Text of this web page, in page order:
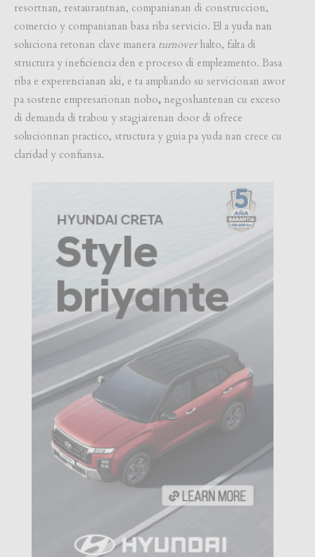
resortnan, restaurantnan, companianan di construccion,
comercio y companianan basa riba servicio. El a yuda nan
soluciona retonan clave manera turnoverhalto, falta di
structura y ineficiencia den e proceso di empleamento. Basa
riba e experencianan aki, e ta ampliando su servicionan awor
pa sostene empresarionan nobo, negoshantenan cu exceso
di demanda di trabou y stagiairenan door di ofrece
solucionnan practico, structura y guia pa yuda nan crece cu
claridad y confiansa.